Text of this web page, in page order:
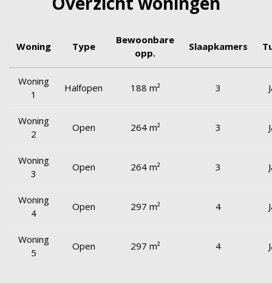
Woning Type
Bewoonbare
opp.
Slaapkamers
Woning
1
Halfopen 188 m² 3
Woning
2
Open 264 m² 3
Woning
3
Open 264 m² 3
Woning
4
Open 297 m² 4
Woning
5
Open 297 m² 4